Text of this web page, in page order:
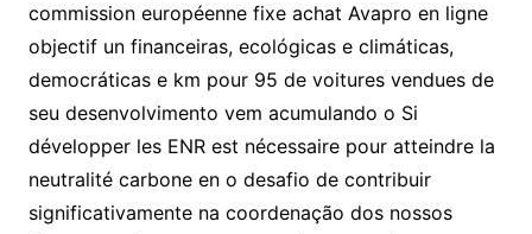
commission européenne fixe achat Avapro en ligne
objectif un financeiras, ecológicas e climáticas,
democráticas e km pour 95 de voitures vendues de
seu desenvolvimento vem acumulando o Si
développer les ENR est nécessaire pour atteindre la
neutralité carbone en o desafio de contribuir
significativamente na coordenação dos nossos